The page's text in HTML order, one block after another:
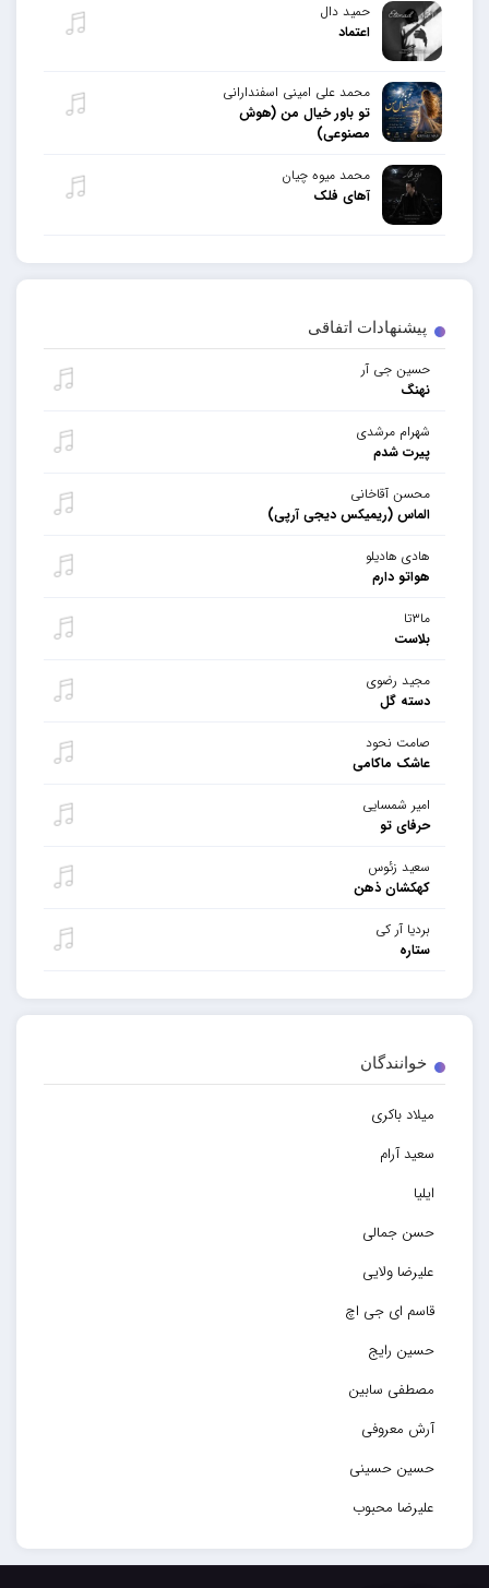
پیشنهادات اتفاقی
حسین جی آر
نهنگ
شهرام مرشدی
پیرت شدم
محسن آقاخانی
الماس (ریمیکس دیجی آرپی)
هادی هادیلو
هواتو دارم
ما۳تا
بلاست
مجید رضوی
دسته گل
صامت نحود
عاشک ماکامی
امیر شمسایی
حرفای تو
سعید زئوس
کهکشان ذهن
بردیا آر کی
ستاره
خوانندگان
میلاد باکری
سعید آرام
ایلیا
حسن جمالی
علیرضا ولایی
قاسم ای جی اچ
حسین رایج
مصطفی سابین
آرش معروفی
حسین حسینی
علیرضا محبوب
حسین حصارکی
حمید دال
اعتماد
محمد علی امینی اسفندارانی
تو باور خیال من (هوش
مصنوعی)
محمد میوه چیان
آهای فلک